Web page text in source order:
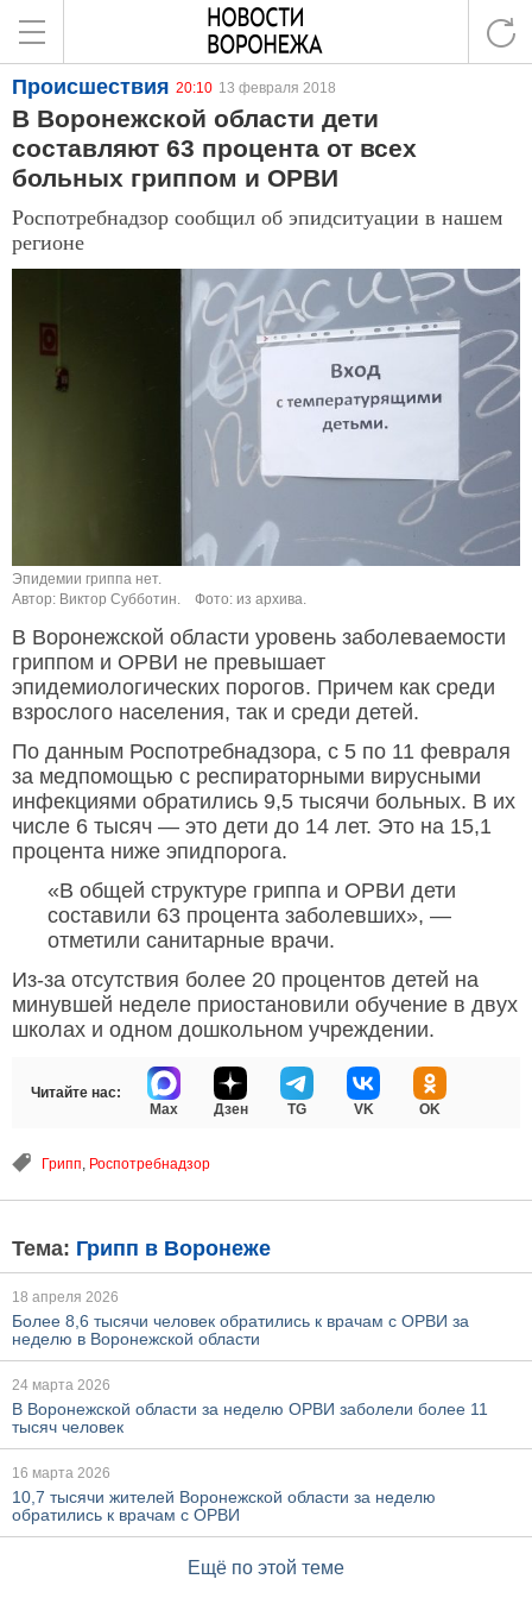
Происшествия 20:10 13 февраля 2018
В Воронежской области дети
составляют 63 процента от всех
больных гриппом и ОРВИ
Роспотребнадзор сообщил об эпидситуации в нашем
регионе
Эпидемии гриппа нет.
Автор: Виктор Субботин.
Фото: из архива.
В Воронежской области уровень заболеваемости
гриппом и ОРВИ не превышает
эпидемиологических порогов. Причем как среди
взрослого населения, так и среди детей.
По данным Роспотребнадзора, с 5 по 11 февраля
за медпомощью с респираторными вирусными
инфекциями обратились 9,5 тысячи больных. В их
числе 6 тысяч — это дети до 14 лет. Это на 15,1
процента ниже эпидпорога.
«В общей структуре гриппа и ОРВИ дети
составили 63 процента заболевших», —
отметили санитарные врачи.
Из-за отсутствия более 20 процентов детей на
минувшей неделе приостановили обучение в двух
школах и одном дошкольном учреждении.
Читайте нас:
Max
Дзен TG VK OK
Грипп, Роспотребнадзор
Тема: Грипп в Воронеже
18 апреля 2026
Более 8,6 тысячи человек обратились к врачам с ОРВИ за
неделю в Воронежской области
24 марта 2026
В Воронежской области за неделю ОРВИ заболели более 11
тысяч человек
16 марта 2026
10,7 тысячи жителей Воронежской области за неделю
обратились к врачам с ОРВИ
Ещё по этой теме